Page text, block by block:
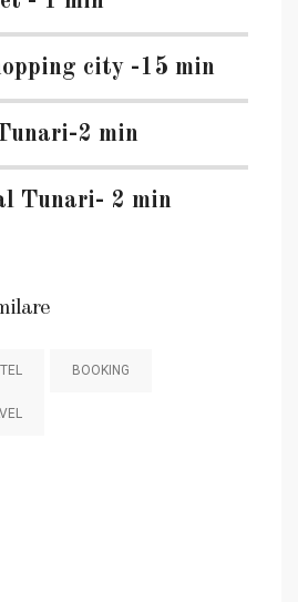
city -15 min
2 min
Tunari- 2 min
BOOKING